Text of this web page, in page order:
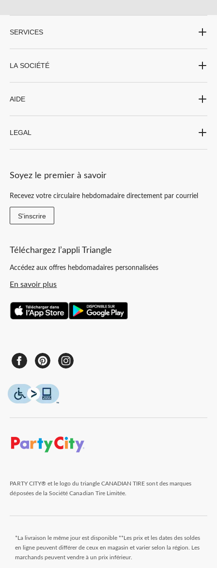
SERVICES
LA SOCIÉTÉ
AIDE
LEGAL
Soyez le premier à savoir
Recevez votre circulaire hebdomadaire directement par courriel
S'inscrire
Téléchargez l’appli Triangle
Accédez aux offres hebdomadaires personnalisées
En savoir plus
PARTY CITY® et le logo du triangle CANADIAN TIRE sont des marques
déposées de la Société Canadian Tire Limitée.
*La livraison le même jour est disponible **Les prix et les dates des soldes
en ligne peuvent différer de ceux en magasin et varier selon la région. Les
marchands peuvent vendre à un prix inférieur.